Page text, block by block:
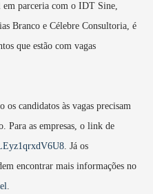
em parceria com o IDT Sine,
Branco e Célebre Consultoria, é
que estão com vagas
os candidatos às vagas precisam
Para as empresas, o link de
. Já os
encontrar mais informações no
.